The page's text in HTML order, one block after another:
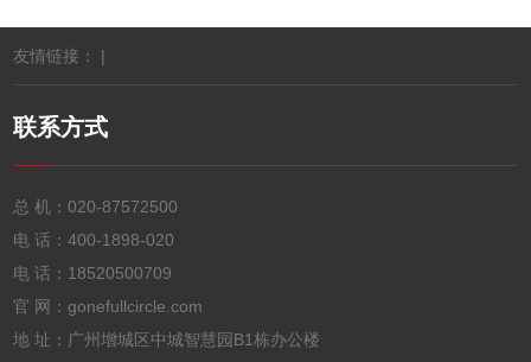
友情链接： |
联系方式
总 机：020-87572500
电 话：400-1898-020
电 话： 18520500709
官 网：gonefullcircle.com
地 址：广州增城区中城智慧园B1栋办公楼